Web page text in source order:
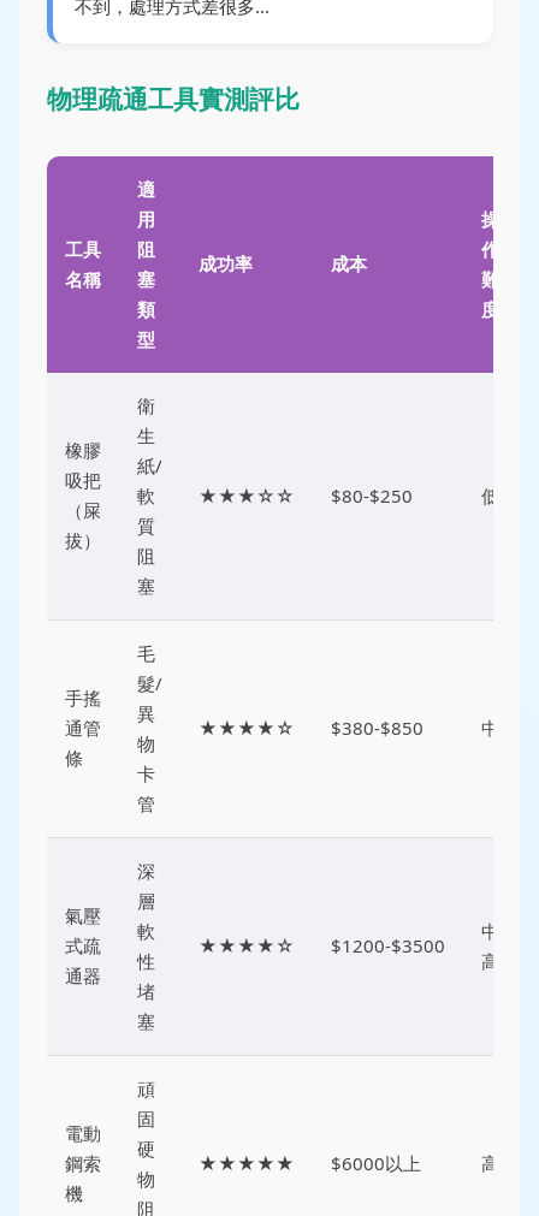
不到，處理方式差很多...
物理疏通工具實測評比
工具
名稱
適
用
阻
塞
類
型
成功率 成本
操
作
難
度
橡膠
吸把
（屎
拔）
衛
生
紙/
軟
質
阻
塞
★★★☆☆ $80-$250 低
手搖
通管
條
毛
髮/
異
物
卡
管
★★★★☆ $380-$850 中
氣壓
式疏
通器
深
層
軟
性
堵
塞
★★★★☆ $1200-$3500
中
高
電動
鋼索
機
頑
固
硬
物
阻
★★★★★ $6000以上 高